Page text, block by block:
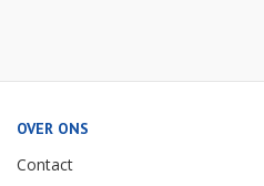
OVER ONS
Contact